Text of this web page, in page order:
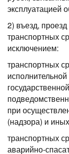
эксплуатацией
2) въезд,
транспортных
исключением:
транспортных
при
(надзора) и
транспортных
аварийно-